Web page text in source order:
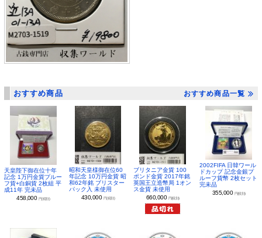
おすすめ商品 おすすめ商品一覧
天皇陛下御在位十年
記念 1万円金貨プルー
フ貨+白銅貨 2枚組 平
成11年 完未品
458,000 円(税別)
昭和天皇様御在位60
年記念 10万円金貨 昭
和62年銘 ブリスター
パック入 未使用
430,000 円(税別)
ブリタニア金貨 100
ポンド金貨 2017年銘
英国王立造幣局 1オン
ス金貨 未使用
660,000 円(税別)
2002FIFA 日韓ワール
ドカップ 記念金銀プ
ルーフ貨幣 2枚セット
完未品
355,000 円(税別)